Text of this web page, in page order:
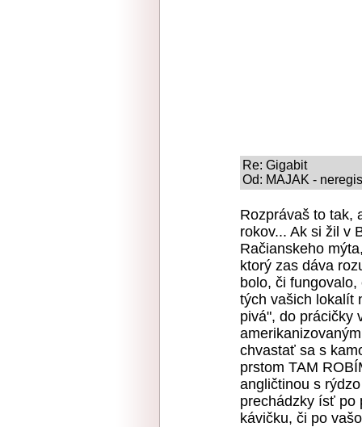
Re: Gigabit
Od: MAJAK -
Rozprávaš to tak,
rokov... Ak si žil v
Račianskeho
ktorý zas dáva
bolo, či
tých vašich lokalít
pivá", do prácičky
chvastať sa s
prstom TAM
angličtinou s
prechádzky ísť po
kávičku, či po